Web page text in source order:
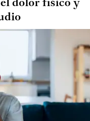
dolor físico y